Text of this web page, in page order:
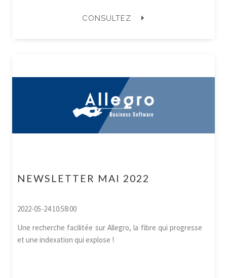
CONSULTEZ
NEWSLETTER MAI 2022
2022-05-24 10:58:00
Une recherche facilitée sur Allegro, la fibre qui progresse
et une indexation qui explose !